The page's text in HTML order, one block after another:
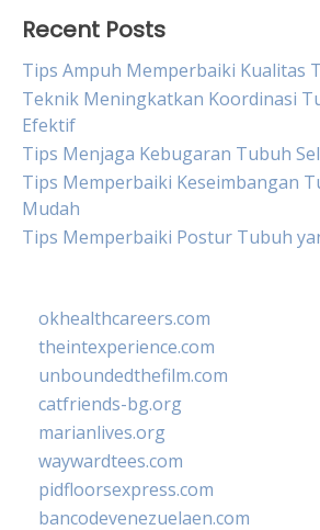
Recent Posts
Tips Ampuh Memperbaiki Kualitas
Teknik Meningkatkan Koordinasi
Efektif
Tips Menjaga Kebugaran Tubuh
Tips Memperbaiki Keseimbangan
Mudah
Tips Memperbaiki Postur Tubuh
okhealthcareers.com
theintexperience.com
unboundedthefilm.com
catfriends-bg.org
marianlives.org
waywardtees.com
pidfloorsexpress.com
bancodevenezuelaen.com